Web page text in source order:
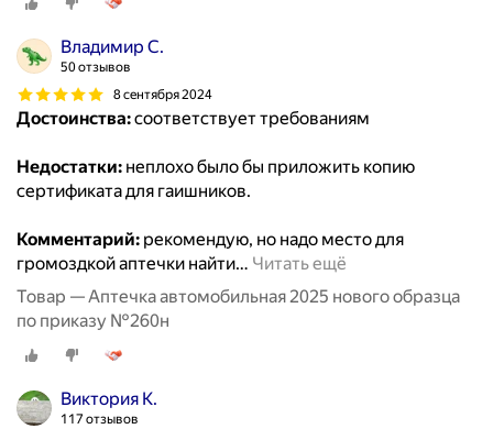
Владимир С.
50 отзывов
8 сентября 2024
Достоинства:соответствует требованиям
Недостатки: неплохо было бы приложить копию
сертификата для гаишников.
Комментарий: рекомендую, но надо место для
громоздкой аптечки найти… Читать ещё
Товар — Аптечка автомобильная 2025 нового образца
по приказу №260н
Виктория К.
117 отзывов